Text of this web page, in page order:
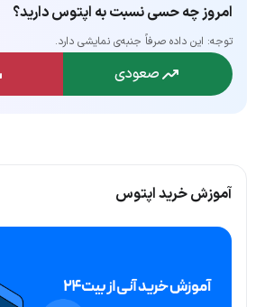
امروز چه حسی نسبت به اپتوس دارید؟
توجه: این داده‌ صرفاً جنبه‌ی نمایشی دارد.
صعودی
آموزش خرید اپتوس